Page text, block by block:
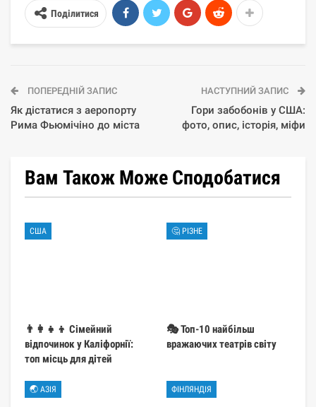
Поділитися
ПОПЕРЕДНІЙ ЗАПИС
Як дістатися з аеропорту
Рима Фьюмічіно до міста
НАСТУПНИЙ ЗАПИС
Гори забобонів у США:
фото, опис, історія, міфи
Вам Також Може Сподобатися
США
👨‍👩‍👧‍👦 Сімейний
відпочинок у Каліфорнії:
топ місць для дітей
🤔 РІЗНЕ
🎭 Топ-10 найбільш
вражаючих театрів світу
🌏 АЗІЯ ФІНЛЯНДІЯ